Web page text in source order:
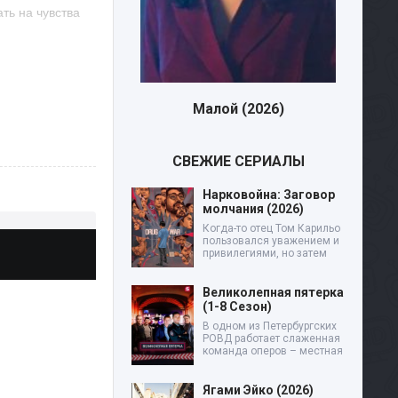
на чувства
свое
Девятая планета (2026)
СВЕЖИЕ СЕРИАЛЫ
Нарковойна: Заговор
молчания (2026)
Когда-то отец Том Карильо
пользовался уважением и
привилегиями, но затем
Великолепная пятерка
(1-8 Сезон)
В одном из Петербургских
РОВД работает слаженная
команда оперов – местная
Ягами Эйко (2026)